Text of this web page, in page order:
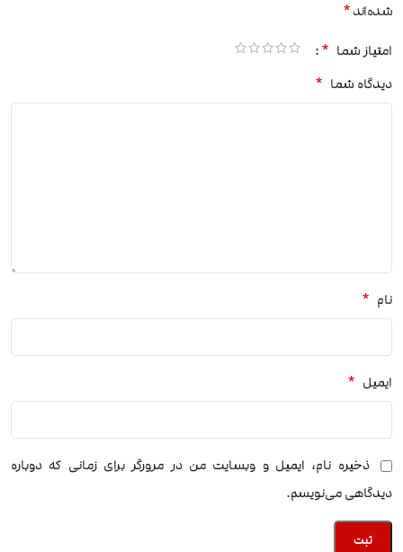
شده‌اند*
امتیاز شما *
دیدگاه شما *
نام *
ایمیل *
ذخیره نام، ایمیل و وبسایت من در مرورگر برای زمانی که دوباره
دیدگاهی می‌نویسم.